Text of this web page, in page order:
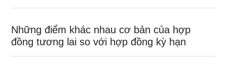
Những điểm khác nhau cơ bản của hợp
đồng tương lai so với hợp đồng kỳ hạn